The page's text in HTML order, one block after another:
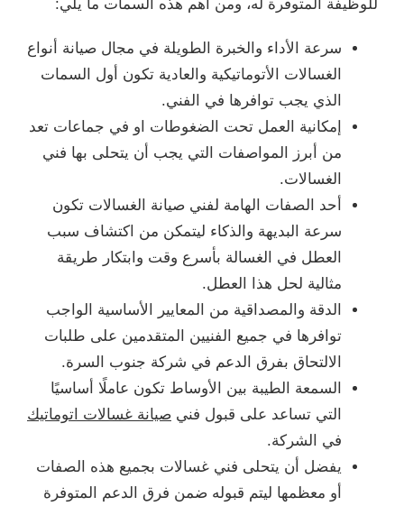
للوظيفة المتوفرة له، ومن أهم هذه السمات ما يلي:
سرعة الأداء والخبرة الطويلة في مجال صيانة أنواع
الغسالات الأتوماتيكية والعادية تكون أول السمات
الذي يجب توافرها في الفني.
إمكانية العمل تحت الضغوطات او في جماعات تعد
من أبرز المواصفات التي يجب أن يتحلى بها فني
الغسالات.
أحد الصفات الهامة لفني صيانة الغسالات تكون
سرعة البديهة والذكاء ليتمكن من اكتشاف سبب
العطل في الغسالة بأسرع وقت وابتكار طريقة
مثالية لحل هذا العطل.
الدقة والمصداقية من المعايير الأساسية الواجب
توافرها في جميع الفنيين المتقدمين على طلبات
الالتحاق بفرق الدعم في شركة جنوب السرة.
السمعة الطيبة بين الأوساط تكون عاملًا أساسيًا
التي تساعد على قبول فني صيانة غسالات اتوماتيك
في الشركة.
يفضل أن يتحلى فني غسالات بجميع هذه الصفات
أو معظمها ليتم قبوله ضمن فرق الدعم المتوفرة